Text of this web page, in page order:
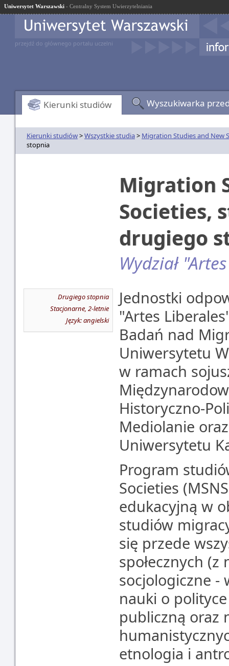
Uniwersytet Warszawski - Centralny System Uwierzytelniania
przejdź do głównego portalu uczelni
Kierunki studiów Wyszukiwarka
Kierunki studiów>Wszystkie studia> Migration Studies and New
stopnia
Migration
Societies,
drugiego
Wydział
Drugiego stopnia
Stacjonarne, 2-letnie
Język: angielski
Jednostki
"Artes
Badań nad
Uniwersytetu
w ramach
Historyczno-
Mediolanie
Uniwersytetu
Program
Societies
edukacyjną w
studiów
się przede
społecznych
socjologiczne -
nauki o
publiczną oraz
etnologia i